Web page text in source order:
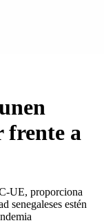
frente a
UE, proporciona
senegaleses estén